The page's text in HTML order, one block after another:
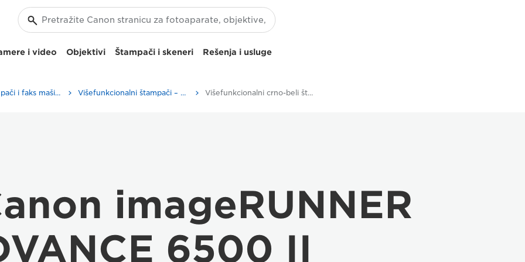
i video Objektivi Štampači i skeneri Rešenja i usluge
Poslovni štampači i faks mašine Višefunkcionalni štampači – višenamenski štampači Višefunkcionalni crno-beli štampači
imageRUNNER
6500 II